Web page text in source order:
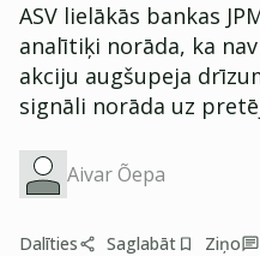
ASV lielākās bankas
analītiķi norāda, ka
akciju augšupeja
signāli norāda uz
Aivar Õepa
Dalīties Saglabāt Ziņo